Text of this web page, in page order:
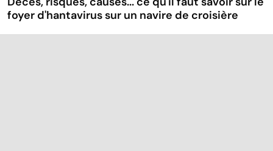
foyer d'hantavirus sur un navire de croisière